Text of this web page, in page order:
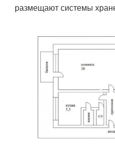
размещают системы